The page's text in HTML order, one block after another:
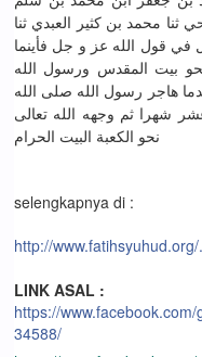
ثنا محمد بن كثير العبدي ثنا
يقول في قول الله عز و جل فأينما
كانوا يصلون نحو بيت المقدس ورسول الله
هاجر رسول الله صلى الله
شهرا ثم وجهه الله تعالى
نحو الكعبة البيت الحرام
selengkapnya di :
http://
LINK ASAL :
https://
34588/